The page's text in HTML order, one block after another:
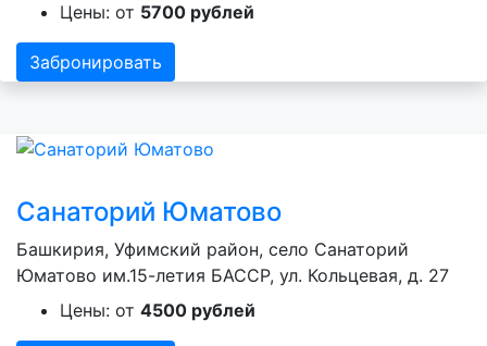
Цены: от 5700 рублей
Забронировать
Санаторий Юматово
Башкирия, Уфимский район, село Санаторий
Юматово им.15-летия БАССР, ул. Кольцевая, д. 27
Цены: от 4500 рублей